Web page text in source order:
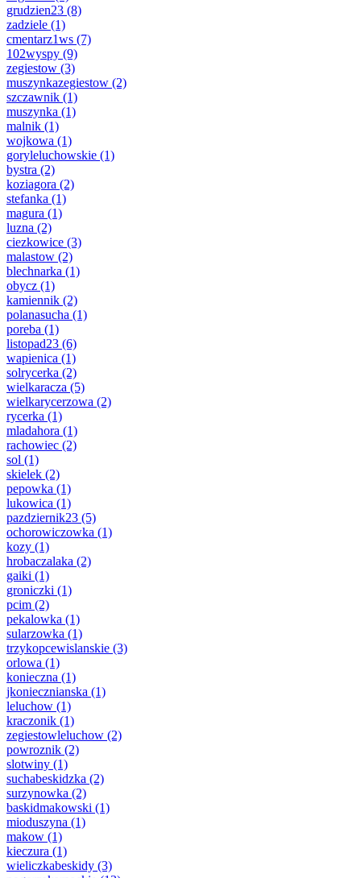
grudzien23 (8)
zadziele (1)
cmentarz1ws (7)
102wyspy (9)
zegiestow (3)
muszynkazegiestow (2)
szczawnik (1)
muszynka (1)
malnik (1)
wojkowa (1)
goryleluchowskie (1)
bystra (2)
koziagora (2)
stefanka (1)
magura (1)
luzna (2)
ciezkowice (3)
malastow (2)
blechnarka (1)
obycz (1)
kamiennik (2)
polanasucha (1)
poreba (1)
listopad23 (6)
wapienica (1)
solrycerka (2)
wielkaracza (5)
wielkarycerzowa (2)
rycerka (1)
mladahora (1)
rachowiec (2)
sol (1)
skielek (2)
pepowka (1)
lukowica (1)
pazdziernik23 (5)
ochorowiczowka (1)
kozy (1)
hrobaczalaka (2)
gaiki (1)
groniczki (1)
pcim (2)
pekalowka (1)
sularzowka (1)
trzykopcewislanskie (3)
orlowa (1)
konieczna (1)
jkoniecznianska (1)
leluchow (1)
kraczonik (1)
zegiestowleluchow (2)
powroznik (2)
slotwiny (1)
suchabeskidzka (2)
surzynowka (2)
baskidmakowski (1)
mioduszyna (1)
makow (1)
kieczura (1)
wieliczkabeskidy (3)